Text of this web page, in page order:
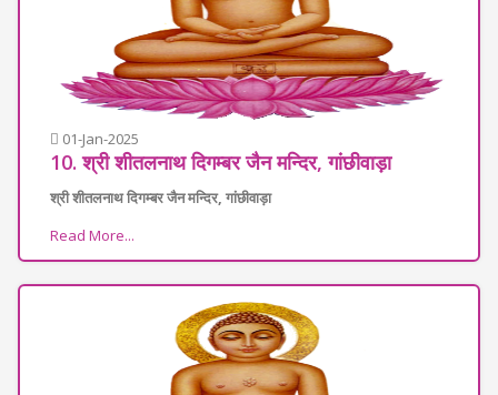
01-Jan-2025
10. श्री शीतलनाथ दिगम्बर जैन मन्दिर, गांछीवाड़ा
श्री शीतलनाथ दिगम्बर जैन मन्दिर, गांछीवाड़ा
Read More...